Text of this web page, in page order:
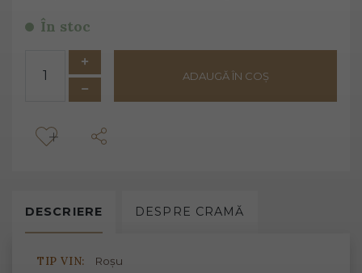
În stoc
ADAUGĂ ÎN COȘ
DESCRIERE DESPRE CRAMĂ
TIP VIN: Roșu